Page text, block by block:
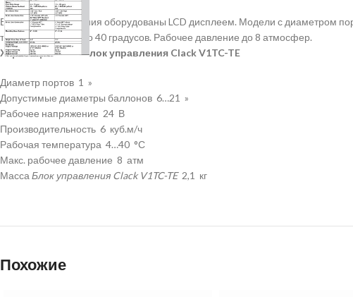
Все блоки управления оборудованы LCD дисплеем. Модели с диаметром
температура от 4 до 40 градусов. Рабочее давление до 8 атмосфер.
Характеристики Блок управления Clack V1TC-TE
Диаметр портов 1 »
Допустимые диаметры баллонов 6…21 »
Рабочее напряжение 24 В
Производительность 6 куб.м/ч
Рабочая температура 4…40 °С
Макс. рабочее давление 8 атм
Масса Блок управления Clack V1TC-TE2,1 кг
Похожие